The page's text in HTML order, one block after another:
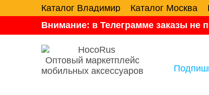
Каталог Владимир Каталог Москва
Внимание: в Телеграмме заказы не
Оптовый маркетплейс
мобильных аксессуаров